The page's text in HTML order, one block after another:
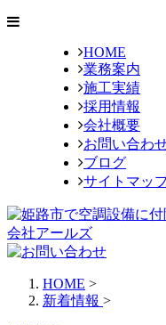
HOME
業務案内
施工実績
採用情報
会社概要
お問い合わ
ブログ
サイトマッ
HOME >
新着情報 >